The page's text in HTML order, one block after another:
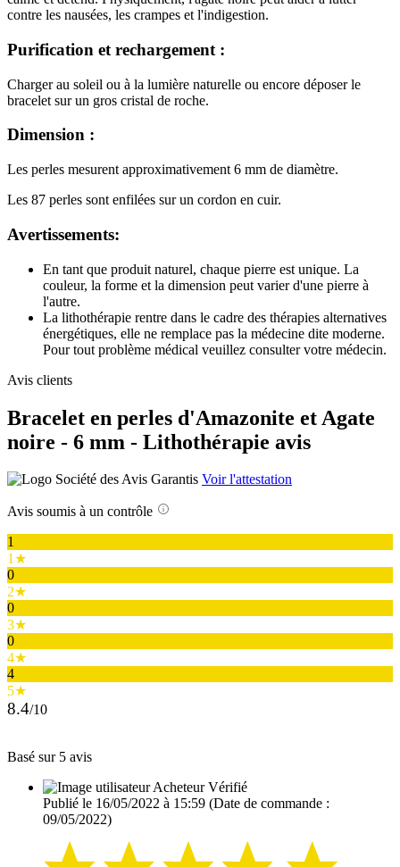
contre les nausées, les crampes et l'indigestion.
Purification et rechargement :
Charger au soleil ou à la lumière naturelle ou encore déposer le
bracelet sur un gros cristal de roche.
Dimension :
Les perles mesurent approximativement 6 mm de diamètre.
Les 87 perles sont enfilées sur un cordon en cuir.
Avertissements:
En tant que produit naturel, chaque pierre est unique. La
couleur, la forme et la dimension peut varier d'une pierre à
l'autre.
La lithothérapie rentre dans le cadre des thérapies alternatives
énergétiques, elle ne remplace pas la médecine dite moderne.
Pour tout problème médical veuillez consulter votre médecin.
Avis clients
Bracelet en perles d'Amazonite et Agate
noire - 6 mm - Lithothérapie avis
Voir l'attestation
Avis soumis à un contrôle
1
1★
0
2★
0
3★
0
4★
4
5★
8.4/10
Basé sur 5 avis
Acheteur Vérifié
Publié le 16/05/2022 à 15:59 (Date de commande :
09/05/2022)